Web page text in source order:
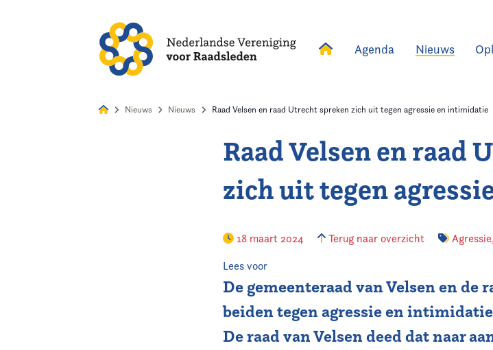
Agenda Nieuws
Nieuws Nieuws Raad Velsen en raad Utrecht spreken zich uit tegen agressie en intimidatie
Raad Velsen en raad
zich uit tegen
18 maart 2024 Terug naar overzicht
Lees voor
De gemeenteraad van Velsen en de
beiden tegen agressie en
De raad van Velsen deed dat naar